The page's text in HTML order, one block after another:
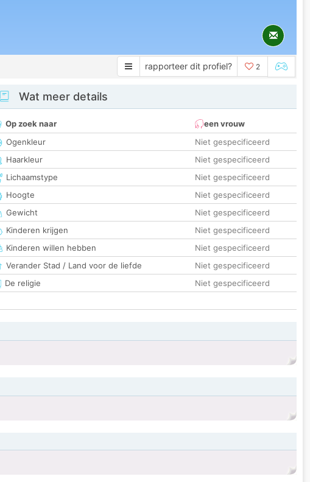
rapporteer dit profiel? 2
Wat meer details
Op zoek naar
een vrouw
Ogenkleur
Niet gespecificeerd
Haarkleur
Niet gespecificeerd
Lichaamstype
Niet gespecificeerd
Hoogte
Niet gespecificeerd
Gewicht
Niet gespecificeerd
Kinderen krijgen
Niet gespecificeerd
Kinderen willen hebben
Niet gespecificeerd
Verander Stad / Land voor de liefde
Niet gespecificeerd
De religie
Niet gespecificeerd